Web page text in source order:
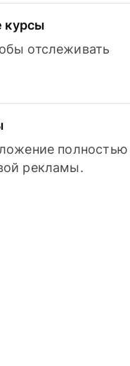
курсы
отслеживать
полностью
рекламы.